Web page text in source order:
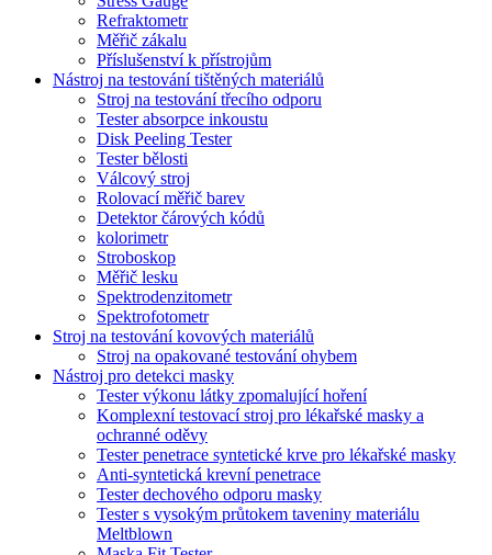
Refraktometr
Měřič zákalu
Příslušenství k přístrojům
Nástroj na testování tištěných materiálů
Stroj na testování třecího odporu
Tester absorpce inkoustu
Disk Peeling Tester
Tester bělosti
Válcový stroj
Rolovací měřič barev
Detektor čárových kódů
kolorimetr
Stroboskop
Měřič lesku
Spektrodenzitometr
Spektrofotometr
Stroj na testování kovových materiálů
Stroj na opakované testování ohybem
Nástroj pro detekci masky
Tester výkonu látky zpomalující hoření
Komplexní testovací stroj pro lékařské masky a
ochranné oděvy
Tester penetrace syntetické krve pro lékařské masky
Anti-syntetická krevní penetrace
Tester dechového odporu masky
Tester s vysokým průtokem taveniny materiálu
Meltblown